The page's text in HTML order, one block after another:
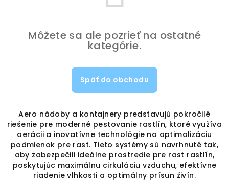
Môžete sa ale pozrieť na ostatné
kategórie.
Späť do obchodu
Aero nádoby a kontajnery predstavujú pokročilé
riešenie pre moderné pestovanie rastlín, ktoré využíva
aerácii a inovatívne technológie na optimalizáciu
podmienok pre rast. Tieto systémy sú navrhnuté tak,
aby zabezpečili ideálne prostredie pre rast rastlín,
poskytujúc maximálnu cirkuláciu vzduchu, efektívne
riadenie vlhkosti a optimálny prísun živín.